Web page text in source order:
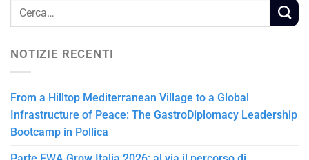
NOTIZIE RECENTI
From a Hilltop Mediterranean Village to a Global
Infrastructure of Peace: The GastroDiplomacy Leadership
Bootcamp in Pollica